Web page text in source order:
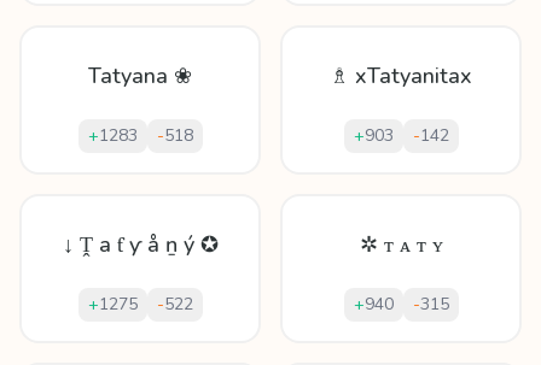
Tatyana ❀
+1283 -518
♗ xTatyanitax
+903 -142
↓ Ṱ а ƭ ƴ å ṉ ý ✪
+1275 -522
✲ ᴛ ᴀ ᴛ ʏ
+940 -315